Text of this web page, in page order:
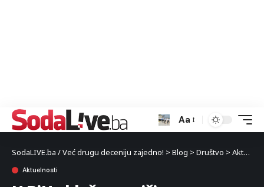
Aa
SodaLIVE.ba / Već drugu deceniju zajedno! > Blog > Društvo > Aktuelnosti
Aktuelnosti